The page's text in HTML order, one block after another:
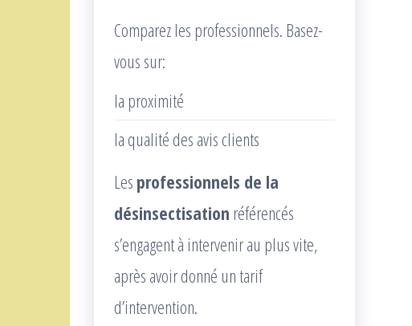
Comparez les professionnels. Basez-
vous sur:
la proximité
la qualité des avis clients
Les professionnels de la
désinsectisation référencés
s’engagent à intervenir au plus vite,
après avoir donné un tarif
d’intervention.